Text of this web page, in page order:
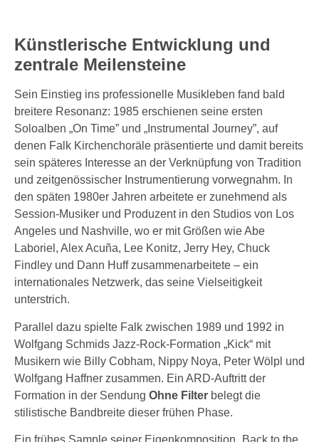
Künstlerische Entwicklung und
zentrale Meilensteine
Sein Einstieg ins professionelle Musikleben fand bald
breitere Resonanz: 1985 erschienen seine ersten
Soloalben „On Time” und „Instrumental Journey”, auf
denen Falk Kirchenchoräle präsentierte und damit bereits
sein späteres Interesse an der Verknüpfung von Tradition
und zeitgenössischer Instrumentierung vorwegnahm. In
den späten 1980er Jahren arbeitete er zunehmend als
Session-Musiker und Produzent in den Studios von Los
Angeles und Nashville, wo er mit Größen wie Abe
Laboriel, Alex Acuña, Lee Konitz, Jerry Hey, Chuck
Findley und Dann Huff zusammenarbeitete – ein
internationales Netzwerk, das seine Vielseitigkeit
unterstrich.
Parallel dazu spielte Falk zwischen 1989 und 1992 in
Wolfgang Schmids Jazz-Rock-Formation „Kick“ mit
Musikern wie Billy Cobham, Nippy Noya, Peter Wölpl und
Wolfgang Haffner zusammen. Ein ARD-Auftritt der
Formation in der Sendung Ohne Filter belegt die
stilistische Bandbreite dieser frühen Phase.
Ein frühes Sample seiner Eigenkomposition „Back to the